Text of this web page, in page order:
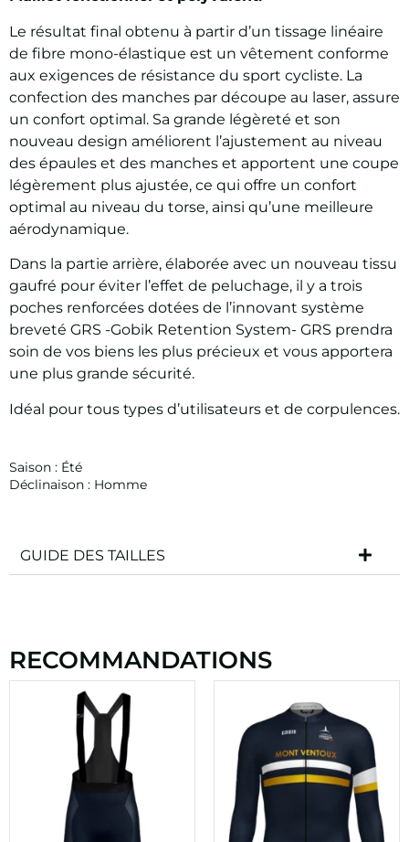
Le résultat final obtenu à partir d’un tissage linéaire
de fibre mono-élastique est un vêtement conforme
aux exigences de résistance du sport cycliste. La
confection des manches par découpe au laser, assure
un confort optimal. Sa grande légèreté et son
nouveau design améliorent l’ajustement au niveau
des épaules et des manches et apportent une coupe
légèrement plus ajustée, ce qui offre un confort
optimal au niveau du torse, ainsi qu’une meilleure
aérodynamique.
Dans la partie arrière, élaborée avec un nouveau tissu
gaufré pour éviter l’effet de peluchage, il y a trois
poches renforcées dotées de l’innovant système
breveté GRS -Gobik Retention System- GRS prendra
soin de vos biens les plus précieux et vous apportera
une plus grande sécurité.
Idéal pour tous types d’utilisateurs et de corpulences.
Saison : Été
Déclinaison : Homme
GUIDE DES TAILLES
RECOMMANDATIONS